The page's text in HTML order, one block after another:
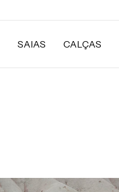
SAIAS CALÇAS